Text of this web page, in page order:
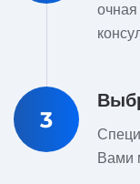
очная
3
Вами